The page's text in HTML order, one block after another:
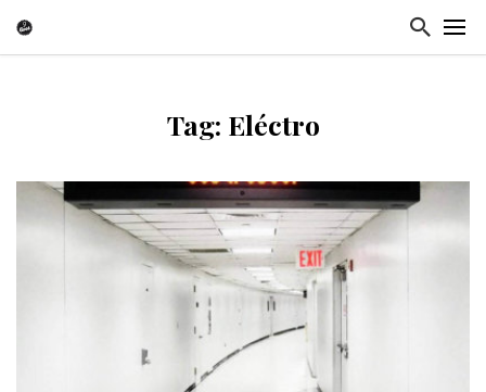
Tag: Eléctro